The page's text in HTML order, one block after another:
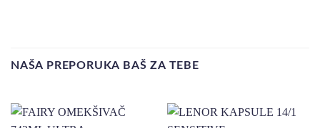
NAŠA PREPORUKA BAŠ ZA TEBE